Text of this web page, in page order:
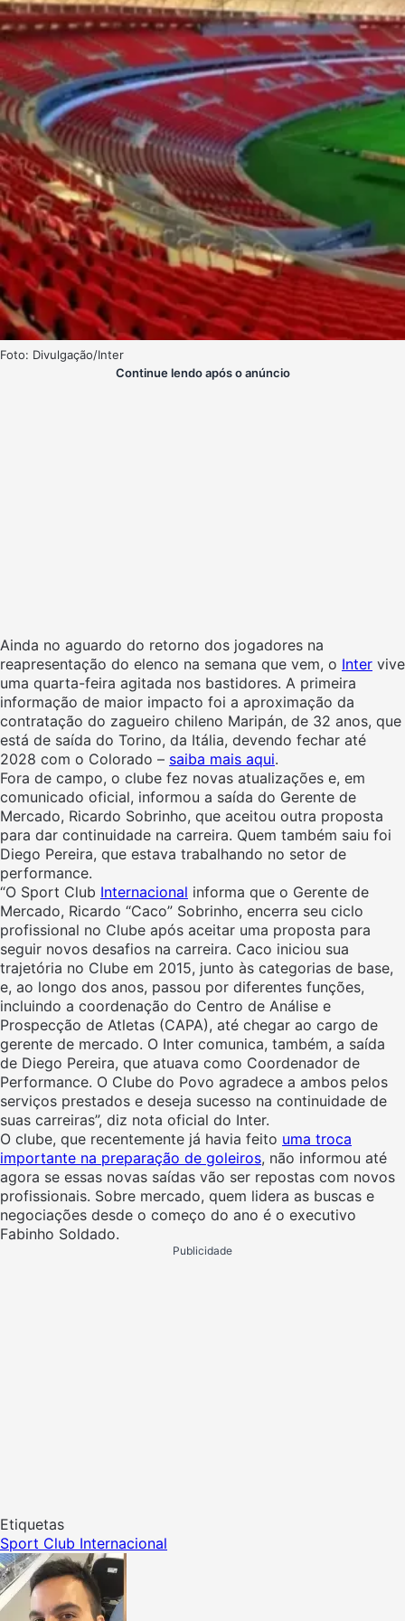
Foto: Divulgação/Inter
Continue lendo após o anúncio
Ainda no aguardo do retorno dos jogadores na
reapresentação do elenco na semana que vem, o Inter vive
uma quarta-feira agitada nos bastidores. A primeira
informação de maior impacto foi a aproximação da
contratação do zagueiro chileno Maripán, de 32 anos, que
está de saída do Torino, da Itália, devendo fechar até
2028 com o Colorado – saiba mais aqui.
Fora de campo, o clube fez novas atualizações e, em
comunicado oficial, informou a saída do Gerente de
Mercado, Ricardo Sobrinho, que aceitou outra proposta
para dar continuidade na carreira. Quem também saiu foi
Diego Pereira, que estava trabalhando no setor de
performance.
“O Sport Club Internacional informa que o Gerente de
Mercado, Ricardo “Caco” Sobrinho, encerra seu ciclo
profissional no Clube após aceitar uma proposta para
seguir novos desafios na carreira. Caco iniciou sua
trajetória no Clube em 2015, junto às categorias de base,
e, ao longo dos anos, passou por diferentes funções,
incluindo a coordenação do Centro de Análise e
Prospecção de Atletas (CAPA), até chegar ao cargo de
gerente de mercado. O Inter comunica, também, a saída
de Diego Pereira, que atuava como Coordenador de
Performance. O Clube do Povo agradece a ambos pelos
serviços prestados e deseja sucesso na continuidade de
suas carreiras”, diz nota oficial do Inter.
O clube, que recentemente já havia feito uma troca
importante na preparação de goleiros, não informou até
agora se essas novas saídas vão ser repostas com novos
profissionais. Sobre mercado, quem lidera as buscas e
negociações desde o começo do ano é o executivo
Fabinho Soldado.
Publicidade
Etiquetas
Sport Club Internacional